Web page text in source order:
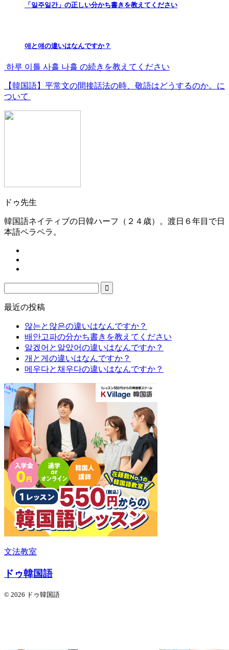
「일주일간」の正しい分かち書きを教えてください
애と얘の違いはなんですか？
하루 이틀 사흘 나흘 の続きを教えてください
【韓国語】平常文の間接話法の時、敬語はどうするのか。に
ついて
ドゥ先生
韓国語ネイティブの日韓ハーフ（２４歳）。渡日６年目で日
本語ペラペラ。
最近の投稿
않는と않은の違いはなんですか？
배안고파の分かち書きを教えてください
알겠어と알았어の違いはなんですか？
개と게の違いはなんですか？
메우다と채우다の違いはなんですか？
文法教室
ドゥ韓国語
© 2026 ドゥ韓国語